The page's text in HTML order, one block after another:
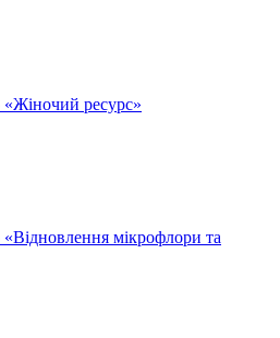
«Жіночий ресурс»
«Відновлення мікрофлори та